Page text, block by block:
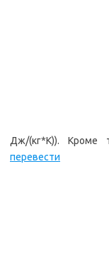
Дж/(кг*К)). Кроме
перевести в